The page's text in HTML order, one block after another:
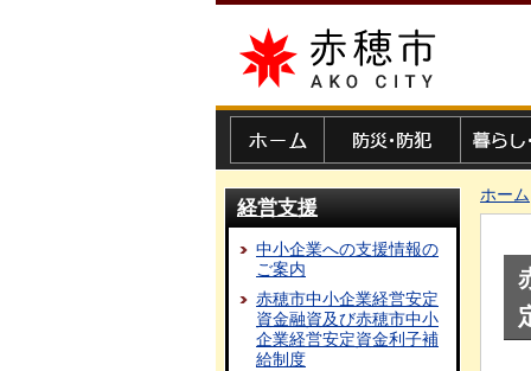
赤穂市
経営支援
中小企業への支援情報の
ご案内
赤穂市中小企業経営安定
資金融資及び赤穂市中小
企業経営安定資金利子補
給制度
ホーム